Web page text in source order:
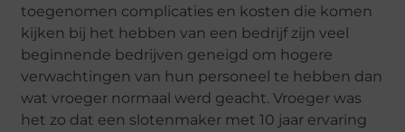
toegenomen complicaties en kosten die komen
kijken bij het hebben van een bedrijf zijn veel
beginnende bedrijven geneigd om hogere
verwachtingen van hun personeel te hebben dan
wat vroeger normaal werd geacht. Vroeger was
het zo dat een slotenmaker met 10 jaar ervaring